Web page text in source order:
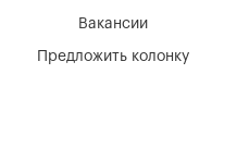
Вакансии
Предложить колонку